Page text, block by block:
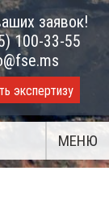
заявок!
100-33-55
экспертизу
МЕНЮ